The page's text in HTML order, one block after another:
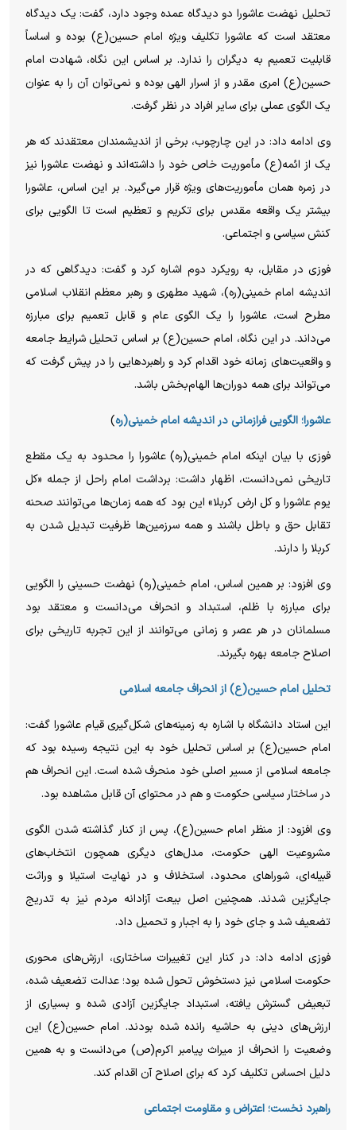
تحلیل نهضت عاشورا دو دیدگاه عمده وجود دارد، گفت: یک دیدگاه
معتقد است که عاشورا تکلیف ویژه امام حسین(ع) بوده و اساساً
قابلیت تعمیم به دیگران را ندارد. بر اساس این نگاه، شهادت امام
حسین(ع) امری مقدر و از اسرار الهی بوده و نمی‌توان آن را به عنوان
یک الگوی عملی برای سایر افراد در نظر گرفت.
وی ادامه داد: در این چارچوب، برخی از اندیشمندان معتقدند که هر
یک از ائمه(ع) مأموریت خاص خود را داشته‌اند و نهضت عاشورا نیز
در زمره همان مأموریت‌های ویژه قرار می‌گیرد. بر این اساس، عاشورا
بیشتر یک واقعه مقدس برای تکریم و تعظیم است تا الگویی برای
کنش سیاسی و اجتماعی.
فوزی در مقابل، به رویکرد دوم اشاره کرد و گفت: دیدگاهی که در
اندیشه امام خمینی(ره)، شهید مطهری و رهبر معظم انقلاب اسلامی
مطرح است، عاشورا را یک الگوی عام و قابل تعمیم برای مبارزه
می‌داند. در این نگاه، امام حسین(ع) بر اساس تحلیل شرایط جامعه
و واقعیت‌های زمانه خود اقدام کرد و راهبردهایی را در پیش گرفت که
می‌تواند برای همه دوران‌ها الهام‌بخش باشد.
عاشورا؛ الگویی فرازمانی در اندیشه امام خمینی(ره)
فوزی با بیان اینکه امام خمینی(ره) عاشورا را محدود به یک مقطع
تاریخی نمی‌دانست، اظهار داشت: برداشت امام راحل از جمله «کل
یوم عاشورا و کل ارض کربلا» این بود که همه زمان‌ها می‌توانند صحنه
تقابل حق و باطل باشند و همه سرزمین‌ها ظرفیت تبدیل شدن به
کربلا را دارند.
وی افزود: بر همین اساس، امام خمینی(ره) نهضت حسینی را الگویی
برای مبارزه با ظلم، استبداد و انحراف می‌دانست و معتقد بود
مسلمانان در هر عصر و زمانی می‌توانند از این تجربه تاریخی برای
اصلاح جامعه بهره بگیرند.
تحلیل امام حسین(ع) از انحراف جامعه اسلامی
این استاد دانشگاه با اشاره به زمینه‌های شکل‌گیری قیام عاشورا گفت:
امام حسین(ع) بر اساس تحلیل خود به این نتیجه رسیده بود که
جامعه اسلامی از مسیر اصلی خود منحرف شده است. این انحراف هم
در ساختار سیاسی حکومت و هم در محتوای آن قابل مشاهده بود.
وی افزود: از منظر امام حسین(ع)، پس از کنار گذاشته شدن الگوی
مشروعیت الهی حکومت، مدل‌های دیگری همچون انتخاب‌های
قبیله‌ای، شوراهای محدود، استخلاف و در نهایت استیلا و وراثت
جایگزین شدند. همچنین اصل بیعت آزادانه مردم نیز به تدریج
تضعیف شد و جای خود را به اجبار و تحمیل داد.
فوزی ادامه داد: در کنار این تغییرات ساختاری، ارزش‌های محوری
حکومت اسلامی نیز دستخوش تحول شده بود؛ عدالت تضعیف شده،
تبعیض گسترش یافته، استبداد جایگزین آزادی شده و بسیاری از
ارزش‌های دینی به حاشیه رانده شده بودند. امام حسین(ع) این
وضعیت را انحراف از میراث پیامبر اکرم(ص) می‌دانست و به همین
دلیل احساس تکلیف کرد که برای اصلاح آن اقدام کند.
راهبرد نخست؛ اعتراض و مقاومت اجتماعی